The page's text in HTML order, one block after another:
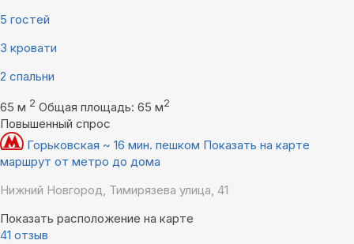
5 гостей
3 кровати
2 спальни
65 м 2 Общая площадь: 65 м2
Повышенный спрос
Горьковская ~ 16 мин. пешком Показать на карте
маршрут от метро до дома
Нижний Новгород, Тимирязева улица, 41
Показать расположение на карте
41 отзыв